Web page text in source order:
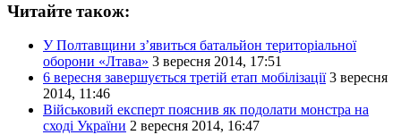
Читайте також:
У Полтавщини з’явиться батальйон територіальної
оборони «Лтава» 3 вересня 2014, 17:51
6 вересня завершується третій етап мобілізації 3 вересня
2014, 11:46
Військовий експерт пояснив як подолати монстра на
сході України 2 вересня 2014, 16:47